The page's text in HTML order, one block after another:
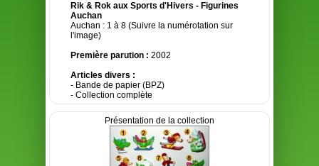
Rik & Rok aux Sports d'Hivers - Figurines
Auchan
Auchan : 1 à 8 (Suivre la numérotation sur
l'image)
Première parution : 2002
Articles divers :
- Bande de papier (BPZ)
- Collection complète
Présentation de la collection